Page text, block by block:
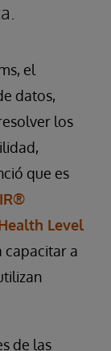
el
datos,
los
que es
Level
capacitar a
de las